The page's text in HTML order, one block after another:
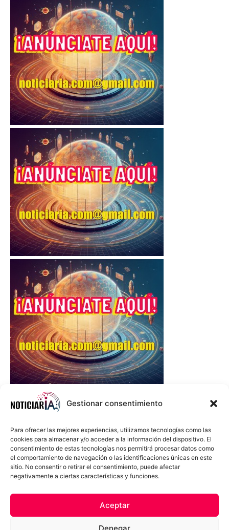
Gestionar consentimiento
Para ofrecer las mejores experiencias, utilizamos tecnologías como las
cookies para almacenar y/o acceder a la información del dispositivo. El
consentimiento de estas tecnologías nos permitirá procesar datos como
el comportamiento de navegación o las identificaciones únicas en este
sitio. No consentir o retirar el consentimiento, puede afectar
negativamente a ciertas características y funciones.
Aceptar
Denegar
Política de cookies
Términos y Condiciones
Aviso Sobre el Uso de IA